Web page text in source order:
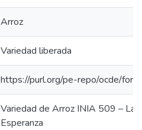
Arroz
Variedad liberada
https://purl.org/pe-repo/ocde/
Variedad de Arroz INIA 509 – La
Esperanza